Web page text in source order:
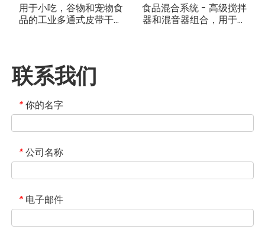
用于小吃，谷物和宠物食
品的工业多通式皮带干衣
食品混合系统 - 高级搅拌
器和混音器组合，用于完
联系我们
* 你的名字
* 公司名称
* 电子邮件